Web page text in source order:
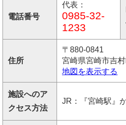
電話番号
代表：
0985-32-
1233
住所
〒880-0841
宮崎県宮崎市吉
地図を表示する
施設へのア
クセス方法
JR：『宮崎駅』